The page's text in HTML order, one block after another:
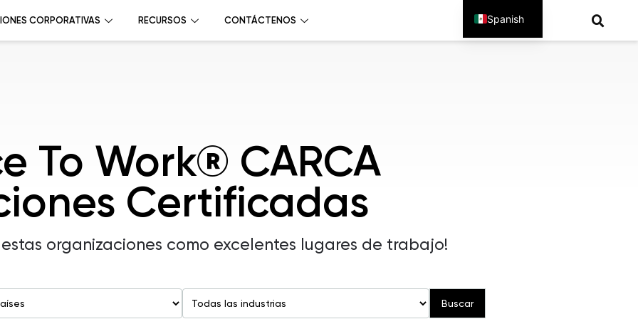
CORPORATIVAS RECURSOS CONTÁCTENOS
To Work® CARCA
Certificadas
organizaciones como excelentes lugares de trabajo!
Buscar
Spanish
English